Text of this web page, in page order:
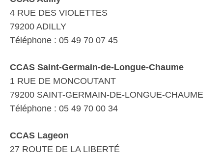
4 RUE DES VIOLETTES
79200 ADILLY
Téléphone : 05 49 70 07 45
CCAS Saint-Germain-de-Longue-Chaume
1 RUE DE MONCOUTANT
79200 SAINT-GERMAIN-DE-LONGUE-CHAUME
Téléphone : 05 49 70 00 34
CCAS Lageon
27 ROUTE DE LA LIBERTÉ